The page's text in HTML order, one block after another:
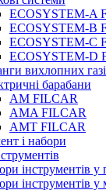
ECOSYSTEM-A
ECOSYSTEM-B
ECOSYSTEM-C
ECOSYSTEM-D
вихлопних
барабани
AM FILCAR
AMA FILCAR
AMT FILCAR
і набори
інструментів у
інструментів у